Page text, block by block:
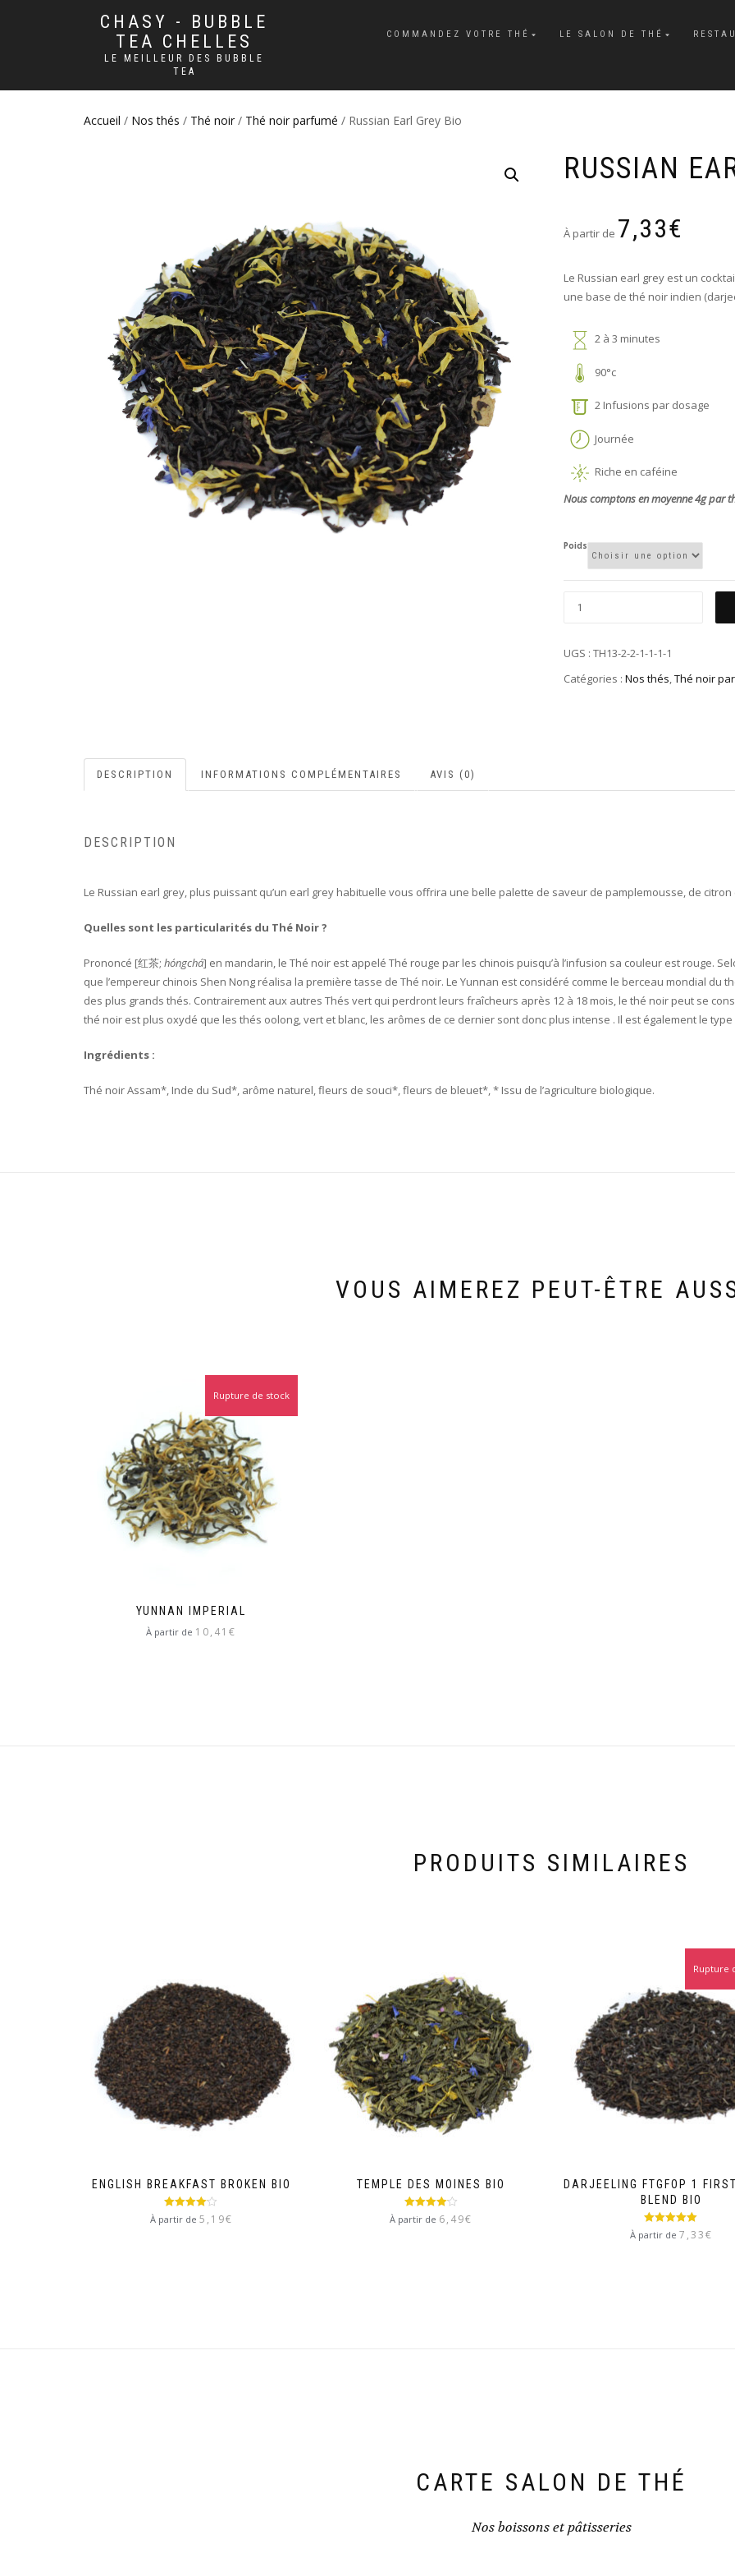
CHASY - BUBBLE
TEA CHELLES
LE MEILLEUR DES BUBBLE
TEA
COMMANDEZ VOTRE THÉ LE SALON DE THÉ
Accueil / Nos thés / Thé noir / Thé noir parfumé / Russian Earl Grey Bio
RUSSIAN
À partir de 7,33€
Le Russian earl grey est un
une base de thé noir indien
2 à 3 minutes
90°c
2 Infusions par dosage
Journée
Riche en caféine
Nous comptons en moyenne 4g par
Poids
UGS : TH13-2-2-1-1-1-1
Catégories : Nos thés,Thé noir
DESCRIPTION INFORMATIONS COMPLÉMENTAIRES AVIS (0)
DESCRIPTION
Le Russian earl grey, plus puissant qu’un earl grey habituelle vous offrira une belle palette de saveur de pamplemousse, de
Quelles sont les particularités du Thé Noir ?
Prononcé [红茶; hóngchá] en mandarin, le Thé noir est appelé Thé rouge par les chinois puisqu’à l’infusion sa couleur est rouge.
que l’empereur chinois Shen Nong réalisa la première tasse de Thé noir. Le Yunnan est considéré comme le berceau mondial du
des plus grands thés. Contrairement aux autres Thés vert qui perdront leurs fraîcheurs après 12 à 18 mois, le thé noir peut se
thé noir est plus oxydé que les thés oolong, vert et blanc, les arômes de ce dernier sont donc plus intense . Il est également le
Ingrédients :
Thé noir Assam*, Inde du Sud*, arôme naturel, fleurs de souci*, fleurs de bleuet*, * Issu de l’agriculture biologique.
VOUS AIMEREZ PEUT-ÊTRE
YUNNAN IMPERIAL
À partir de 10,41€
Rupture de stock
PRODUITS SIMILAIRES
ENGLISH BREAKFAST BROKEN BIO
Note4.00
sur 5
À partir de 5,19€
TEMPLE DES MOINES BIO
Note4.00
sur 5
À partir de 6,49€
DARJEELING FTGFOP 1
BLEND BIO
Note5.00
sur 5
À partir de 7,33€
Rupture
CARTE SALON DE THÉ
Nos boissons et pâtisseries